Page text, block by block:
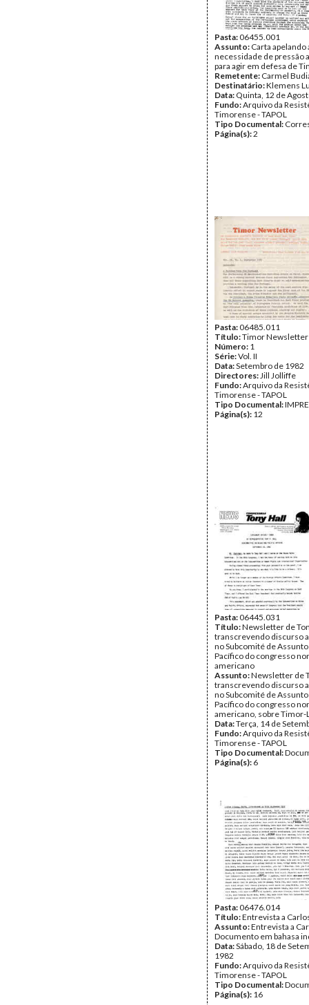
Pasta:06455.001
Assunto: Carta apelando
necessidade de pressão
para agir em defesa de
Remetente: Carmel
Destinatário:Klemens
Data: Quinta, 12 de
Fundo:Arquivo da
Timorense - TAPOL
Tipo Documental:
Página(s):2
Pasta:06485.011
Título:Timor Newsletter
Número: 1
Série:Vol. II
Data:Setembro de 1982
Directores:Jill Jolliffe
Fundo:Arquivo da
Timorense - TAPOL
Tipo Documental:
Página(s): 12
Pasta:06445.031
Título:Newsletter de
transcrevendo discurso
no Subcomité de
Pacífico do congresso
americano
Assunto:Newsletter de
transcrevendo discurso
no Subcomité de
Pacífico do congresso
americano, sobre Timor-
Data:Terça, 14 de
Fundo:Arquivo da
Timorense - TAPOL
Tipo Documental:
Página(s): 6
Pasta:06476.014
Título:Entrevista a
Assunto:Entrevista a
Documento em bahasa
Data:Sábado, 18 de
1982
Fundo:Arquivo da
Timorense - TAPOL
Tipo Documental:
Página(s): 16